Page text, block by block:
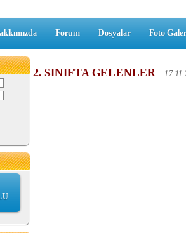
Forum Dosyalar Foto
2. SINIFTA GELENLER